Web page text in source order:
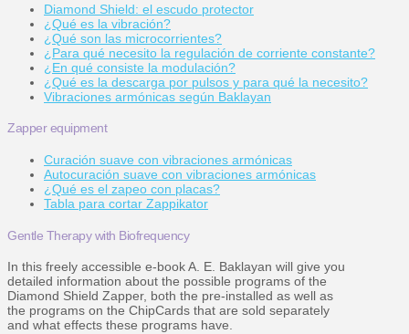
Diamond Shield: el escudo protector
¿Qué es la vibración?
¿Qué son las microcorrientes?
¿Para qué necesito la regulación de corriente constante?
¿En qué consiste la modulación?
¿Qué es la descarga por pulsos y para qué la necesito?
Vibraciones armónicas según Baklayan
Zapper equipment
Curación suave con vibraciones armónicas
Autocuración suave con vibraciones armónicas
¿Qué es el zapeo con placas?
Tabla para cortar Zappikator
Gentle Therapy with Biofrequency
In this freely accessible e-book A. E. Baklayan will give you
detailed information about the possible programs of the
Diamond Shield Zapper, both the pre-installed as well as
the programs on the ChipCards that are sold separately
and what effects these programs have.